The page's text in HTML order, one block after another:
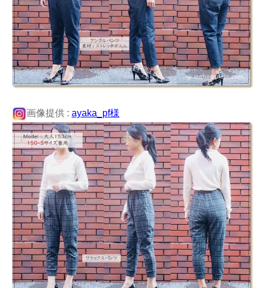
画像提供 : ayaka_pf様